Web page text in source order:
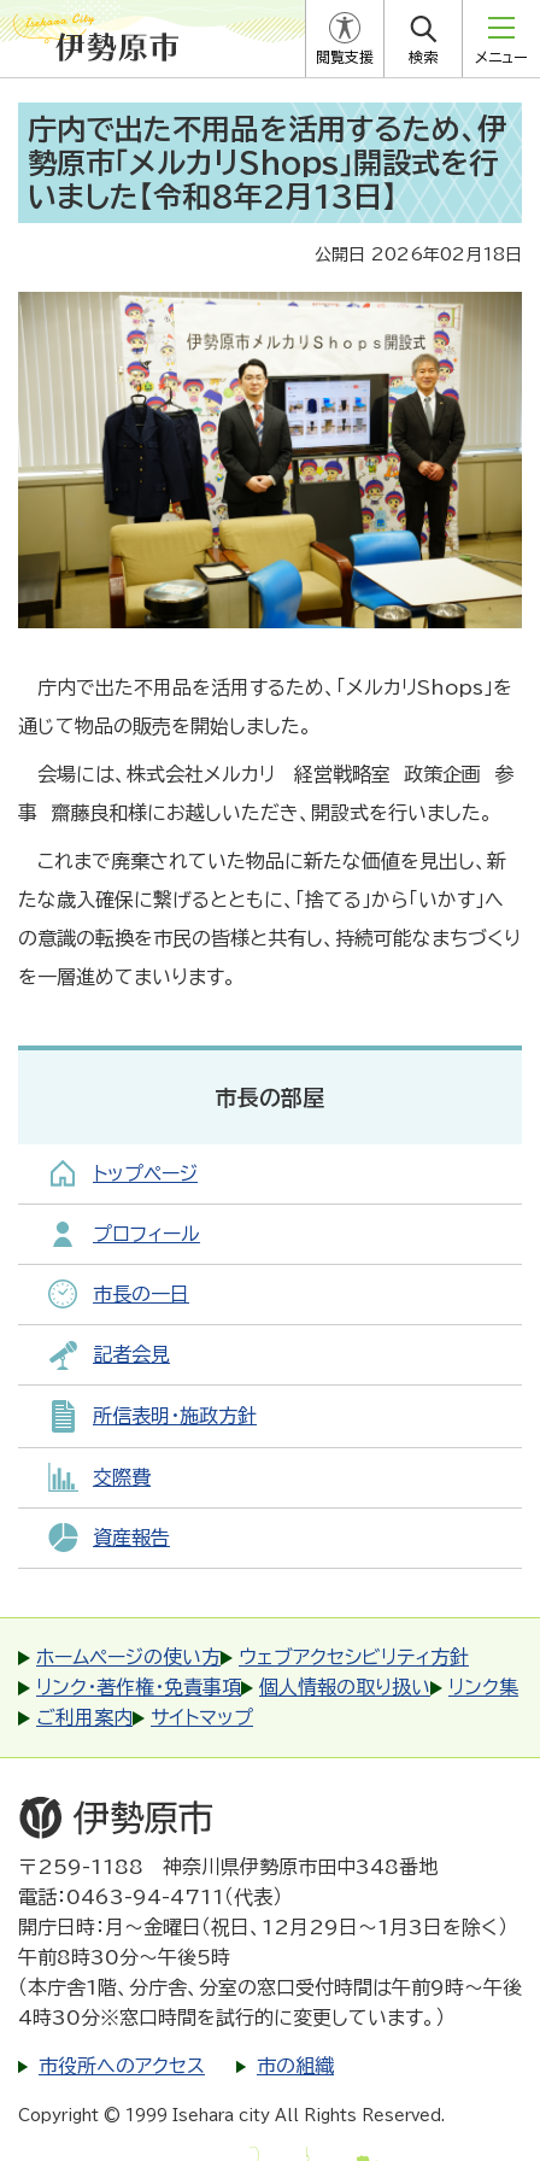
閲覧支援 検索 メニュー
庁内で出た不用品を活用するため、伊
勢原市「メルカリShops」開設式を行
いました【令和8年2月13日】
公開日 2026年02月18日
庁内で出た不用品を活用するため、「メルカリShops」を
通じて物品の販売を開始しました。
会場には、株式会社メルカリ 経営戦略室 政策企画 参
事 齋藤良和様にお越しいただき、開設式を行いました。
これまで廃棄されていた物品に新たな価値を見出し、新
たな歳入確保に繋げるとともに、「捨てる」から「いかす」へ
の意識の転換を市民の皆様と共有し、持続可能なまちづくり
を一層進めてまいります。
市長の部屋
トップページ
プロフィール
市長の一日
記者会見
所信表明・施政方針
交際費
資産報告
ホームページの使い方
ウェブアクセシビリティ方針
リンク・著作権・免責事項
個人情報の取り扱い
リンク集
ご利用案内
サイトマップ
〒259-1188 神奈川県伊勢原市田中348番地
電話：0463-94-4711（代表）
開庁日時：月～金曜日（祝日、12月29日～1月3日を除く）
午前8時30分～午後5時
（本庁舎1階、分庁舎、分室の窓口受付時間は午前9時～午後
4時30分※窓口時間を試行的に変更しています。）
市役所へのアクセス 市の組織
Copyright © 1999 Isehara city All Rights Reserved.